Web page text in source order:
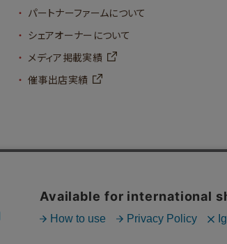
パートナーファームについて
シェアオーナーについて
メディア掲載実績
催事出店実績